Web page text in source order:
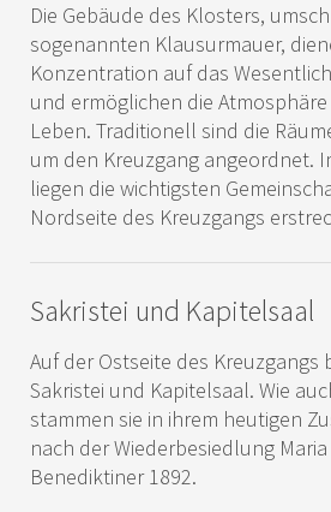
Die Gebäude des Klosters,
sogenannten Klausurmauer,
Konzentration auf das
und ermöglichen die
Leben. Traditionell sind die
um den Kreuzgang angeordnet.
liegen die wichtigsten
Nordseite des Kreuzgangs
Sakristei und Kapitelsaal
Auf der Ostseite des Kreuzgangs
Sakristei und Kapitelsaal. Wie
stammen sie in ihrem heutigen
nach der Wiederbesiedlung
Benediktiner 1892.